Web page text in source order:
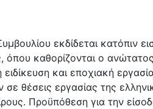
εκδίδεται κατόπιν
όπου καθορίζονται ο
και εποχιακή
θέσεις εργασίας της
Προϋπόθεση για την